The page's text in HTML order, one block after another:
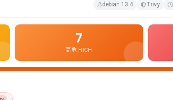
debian 13.4 Trivy
7
高危 HIGH